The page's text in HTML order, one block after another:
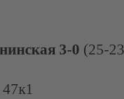
3-0 (25-